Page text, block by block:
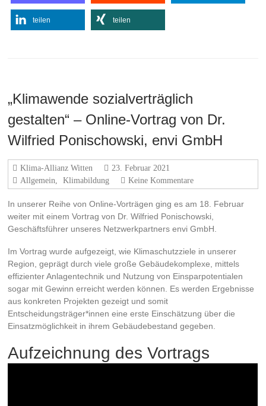
teilen teilen
„Klimawende sozialverträglich
gestalten“ – Online-Vortrag von Dr.
Wilfried Ponischowski, envi GmbH
Klima-Allianz Witten
23. Februar 2021
Allgemein, Klimabildung Keine Kommentare
In unserer Reihe von Online-Vorträgen ging es am 18. Februar
weiter mit einem Vortrag von Dr. Wilfried Ponischowski,
Geschäftsführer unseres Netzwerkpartners envi GmbH.
Im Vortrag wurde aufgezeigt, wie Klimaschutzziele in unserer
Region, geprägt durch viele große Gebäudekomplexe, mittels
effizienter Anlagentechnik und Nutzung von Einsparpotentialen
sogar mit Gewinn erreicht werden können. Es werden Ergebnisse
aus konkreten Projekten gezeigt und somit
Entscheidungsträger*innen eine erste Einschätzung über die
Einsatzmöglichkeit in ihrem Gebäudebestand gegeben.
Aufzeichnung des Vortrags